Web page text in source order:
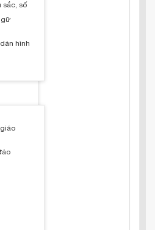
sắc, số
hình